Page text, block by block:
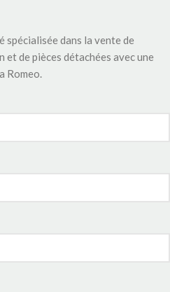
dans la vente de
de pièces détachées avec une
Romeo.